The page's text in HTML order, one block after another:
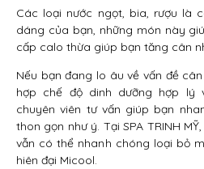
Các loại nước ngọt, bia, rượu là
dáng của bạn, những món này
cấp calo thừa giúp bạn tăng cân
Nếu bạn đang lo âu về vấn đề
hợp chế độ dinh dưỡng hợp lý
chuyên viên tư vấn giúp bạn
thon gọn như ý. Tại SPA TRINH
vẫn có thể nhanh chóng loại bỏ
hiên đại Micool.